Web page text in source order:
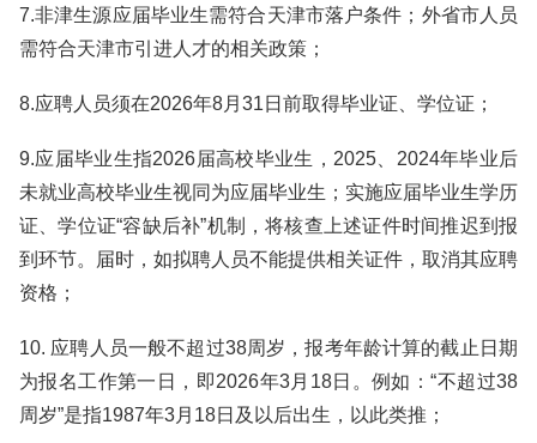
7.非津生源应届毕业生需符合天津市落户条件；外省市人员
需符合天津市引进人才的相关政策；
8.应聘人员须在2026年8月31日前取得毕业证、学位证；
9.应届毕业生指2026届高校毕业生，2025、2024年毕业后
未就业高校毕业生视同为应届毕业生；实施应届毕业生学历
证、学位证“容缺后补”机制，将核查上述证件时间推迟到报
到环节。届时，如拟聘人员不能提供相关证件，取消其应聘
资格；
10. 应聘人员一般不超过38周岁，报考年龄计算的截止日期
为报名工作第一日，即2026年3月18日。例如：“不超过38
周岁”是指1987年3月18日及以后出生，以此类推；